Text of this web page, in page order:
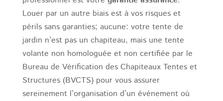
Louer par un autre biais est à vos risques et
périls sans garanties; aucune: votre tente de
jardin n’est pas un chapiteau, mais une tente
volante non homologuée et non certifiée par le
Bureau de Vérification des Chapiteaux Tentes et
Structures (BVCTS) pour vous assurer
sereinement l’organisation d’un événement où